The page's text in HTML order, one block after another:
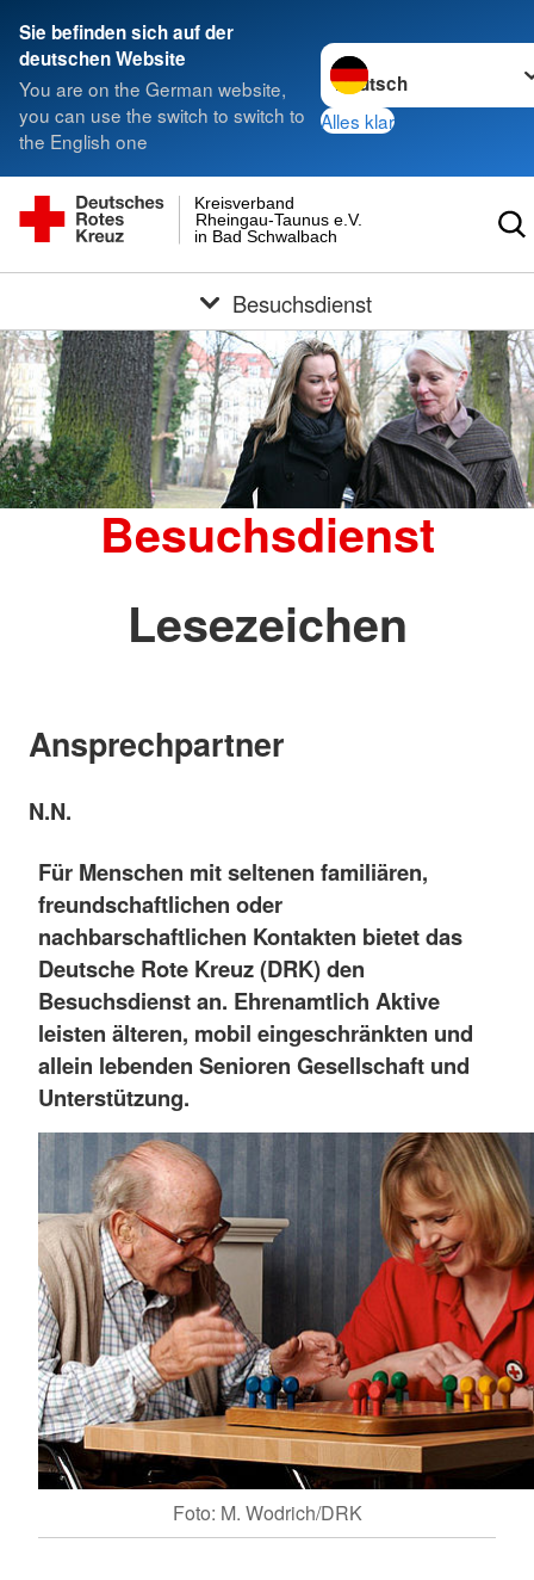
Sie befinden sich auf der
deutschen Website
You are on the German website,
you can use the switch to switch to
the English one
Sprache wechseln zu
Alles klar
in Bad Schwalbach
Rheingau-Taunus e.V.
Kreisverband
Besuchsdienst
Besuchsdienst
Lesezeichen
Ansprechpartner
N.N.
Für Menschen mit seltenen familiären,
freundschaftlichen oder
nachbarschaftlichen Kontakten bietet das
Deutsche Rote Kreuz (DRK) den
Besuchsdienst an. Ehrenamtlich Aktive
leisten älteren, mobil eingeschränkten und
allein lebenden Senioren Gesellschaft und
Unterstützung.
Foto: M. Wodrich/DRK